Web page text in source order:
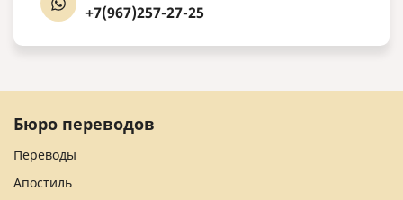
+7(967)257-27-25
Бюро переводов
Переводы
Апостиль